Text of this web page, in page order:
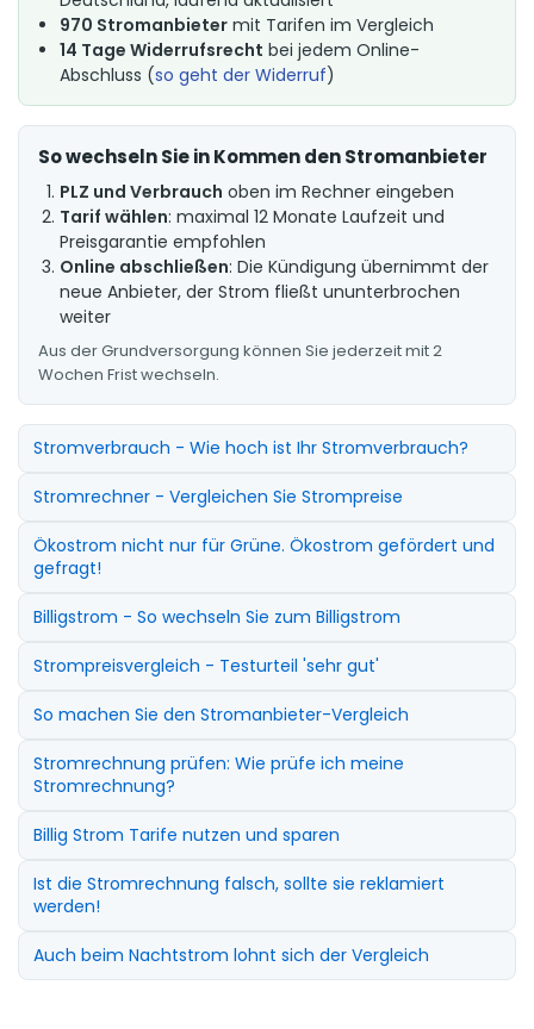
970 Stromanbieter mit Tarifen im Vergleich
14 Tage Widerrufsrecht bei jedem Online-
Abschluss (so geht der Widerruf)
So wechseln Sie in Kommen den Stromanbieter
PLZ und Verbrauch oben im Rechner eingeben
Tarif wählen: maximal 12 Monate Laufzeit und
Preisgarantie empfohlen
Online abschließen: Die Kündigung übernimmt der
neue Anbieter, der Strom fließt ununterbrochen
weiter
Aus der Grundversorgung können Sie jederzeit mit 2
Wochen Frist wechseln.
Stromverbrauch - Wie hoch ist Ihr Stromverbrauch?
Stromrechner - Vergleichen Sie Strompreise
Ökostrom nicht nur für Grüne. Ökostrom gefördert und
gefragt!
Billigstrom - So wechseln Sie zum Billigstrom
Strompreisvergleich - Testurteil 'sehr gut'
So machen Sie den Stromanbieter-Vergleich
Stromrechnung prüfen: Wie prüfe ich meine
Stromrechnung?
Billig Strom Tarife nutzen und sparen
Ist die Stromrechnung falsch, sollte sie reklamiert
werden!
Auch beim Nachtstrom lohnt sich der Vergleich